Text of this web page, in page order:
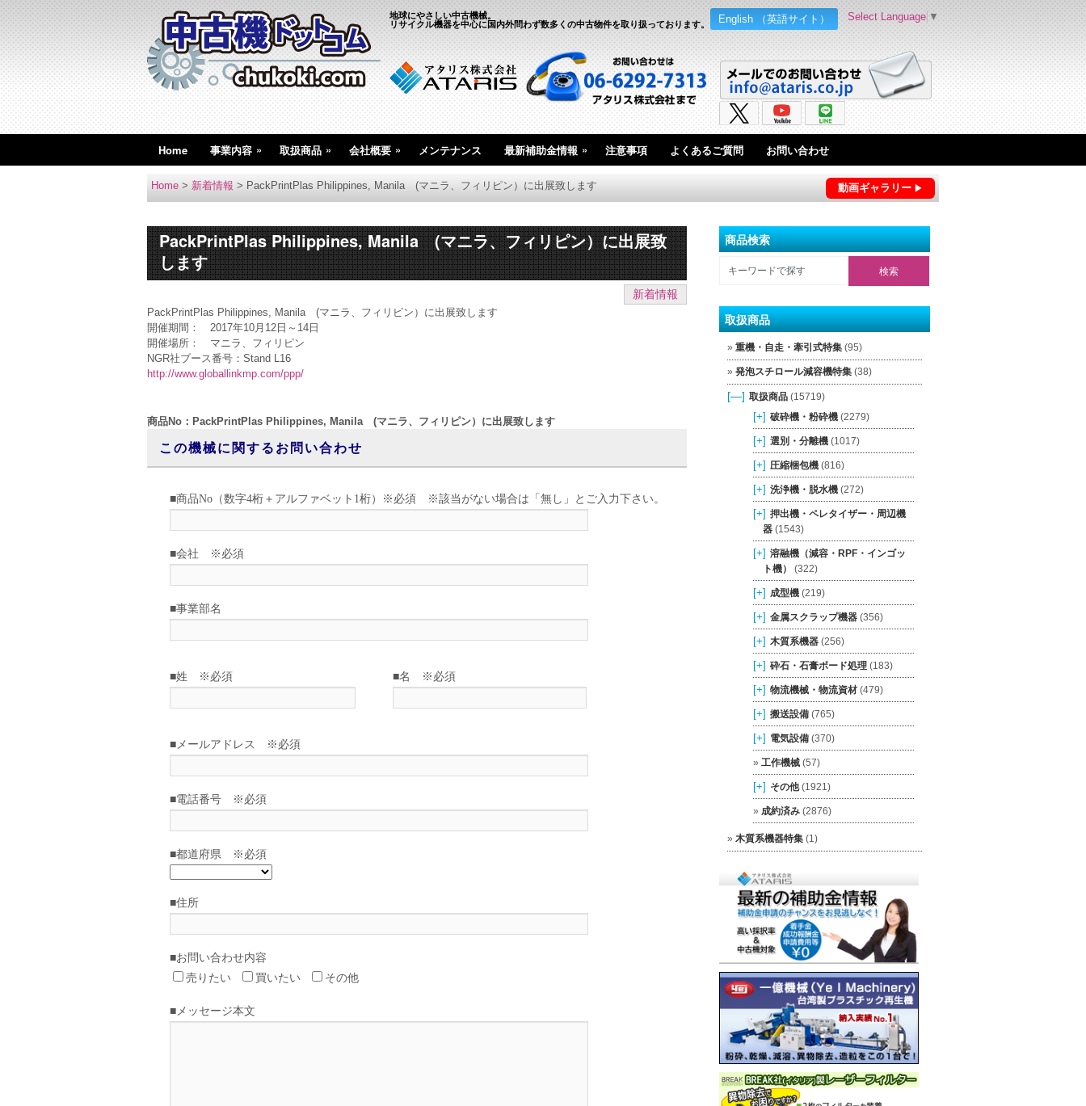
English （英語サイト）
地球にやさしい中古機械。
リサイクル機器を中心に国内外問わず数多くの中古物件を取り扱っております。
Select Language ▼
Home 事業内容 » 取扱商品 » 会社概要 » メンテナンス 最新補助金情報 » 注意事項 よくあるご質問 お問い合わせ
動画ギャラリー
Home > 新着情報 > PackPrintPlas Philippines, Manila (マニラ、フィリピン）に出展致します
PackPrintPlas Philippines, Manila (マニラ、フィリピン）に出展致
します
新着情報
PackPrintPlas Philippines, Manila (マニラ、フィリピン）に出展致します
開催期間： 2017年10月12日～14日
開催場所： マニラ、フィリピン
NGR社ブース番号：Stand L16
http://www.globallinkmp.com/ppp/
商品No：PackPrintPlas Philippines, Manila (マニラ、フィリピン）に出展致します
この機械に関するお問い合わせ
商品検索
取扱商品
重機・自走・牽引式特集(95)
発泡スチロール減容機特集(38)
[—] 取扱商品(15719)
[+] 破砕機・粉砕機(2279)
[+] 選別・分離機(1017)
[+] 圧縮梱包機(816)
[+] 洗浄機・脱水機(272)
[+] 押出機・ペレタイザー・周辺機
器(1543)
[+] 溶融機（減容・RPF・インゴッ
ト機）
(322)
[+] 成型機(219)
[+] 金属スクラップ機器(356)
[+] 木質系機器(256)
[+] 砕石・石膏ボード処理(183)
[+] 物流機械・物流資材(479)
[+] 搬送設備(765)
[+] 電気設備(370)
工作機械(57)
[+] その他(1921)
成約済み(2876)
木質系機器特集(1)